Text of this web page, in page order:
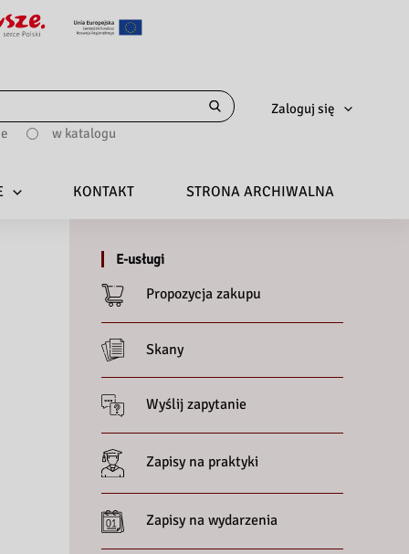
w katalogu
Zaloguj się
KONTAKT STRONA ARCHIWALNA
E-usługi
Propozycja zakupu
Skany
Wyślij zapytanie
Zapisy na praktyki
Zapisy na wydarzenia